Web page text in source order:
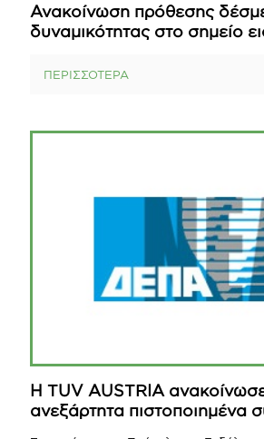
Ανακοίνωση πρόθεσης
δυναμικότητας στο σημείο
ΠΕΡΙΣΣΟΤΕΡΑ
H TUV AUSTRIA
ανεξάρτητα πιστοποιημένα